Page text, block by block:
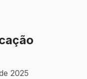
2025